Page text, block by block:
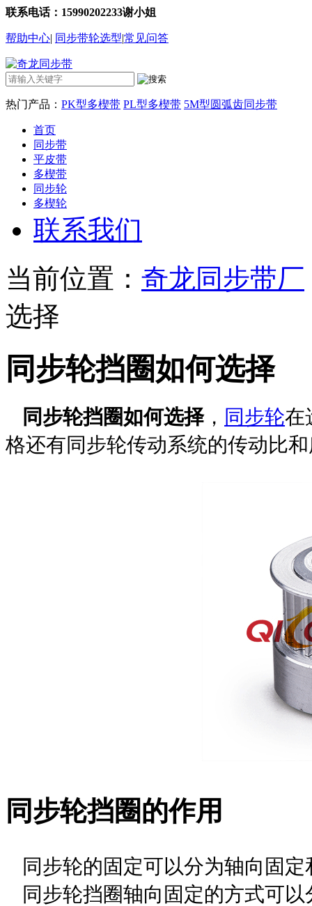
联系电话：15990202233谢小姐
帮助中心| 同步带轮选型|常见问答
热门产品： PK型多楔带 PL型多楔带 5M型圆弧齿同步带
首页
同步带
平皮带
多楔带
同步轮
多楔轮
联系我们
当前位置： 奇龙同步带厂
选择
同步轮挡圈如何选择
同步轮挡圈如何选择， 同步轮在
格还有同步轮传动系统的传动比
同步轮挡圈的作用
同步轮的固定可以分为轴向固
同步轮挡圈轴向固定的方式可